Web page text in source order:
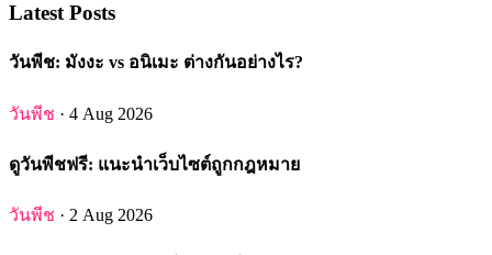
Latest Posts
วันพีช: มังงะ vs อนิเมะ ต่างกันอย่างไร?
วันพีช · 4 Aug 2026
ดูวันพีชฟรี: แนะนำเว็บไซต์ถูกกฎหมาย
วันพีช · 2 Aug 2026